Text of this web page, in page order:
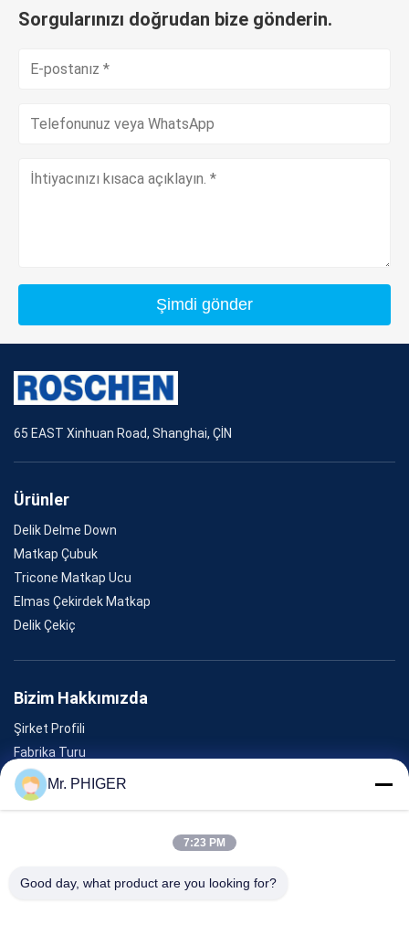
Sorgularınızı doğrudan bize gönderin.
Şimdi gönder
65 EAST Xinhuan Road, Shanghai, ÇİN
Ürünler
Delik Delme Down
Matkap Çubuk
Tricone Matkap Ucu
Elmas Çekirdek Matkap
Delik Çekiç
Bizim Hakkımızda
Şirket Profili
Fabrika Turu
Kalite Kontrolü
Site Haritası
Mr. PHIGER
7:23 PM
Good day, what product are you looking for?